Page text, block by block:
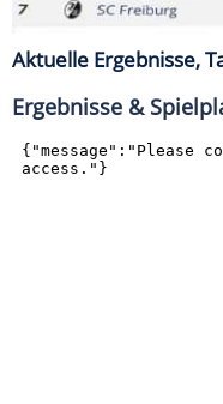
Aktuelle Ergebnisse,
Ergebnisse &